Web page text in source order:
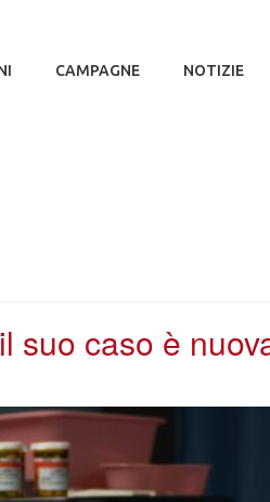
CAMPAGNE NOTIZIE
suo caso è